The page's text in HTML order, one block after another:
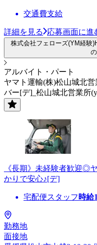
交通費支給
詳細を見る 応募画面に進
株式会社フェローズ(YM経験
アルバイト・パート
ヤマト運輸(株)松山城北
バー[デ]_松山城北営業所
《長期》未経験者歓迎◎
かりで安心♪[デ]
宅配便スタッフ 時給
勤務地
面接地